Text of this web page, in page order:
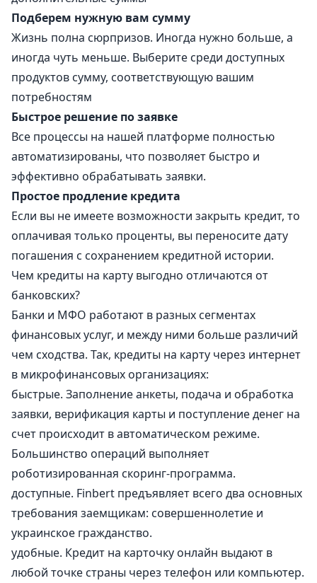
Подберем нужную вам сумму
Жизнь полна сюрпризов. Иногда нужно больше, а
иногда чуть меньше. Выберите среди доступных
продуктов сумму, соответствующую вашим
потребностям
Быстрое решение по заявке
Все процессы на нашей платформе полностью
автоматизированы, что позволяет быстро и
эффективно обрабатывать заявки.
Простое продление кредита
Если вы не имеете возможности закрыть кредит, то
оплачивая только проценты, вы переносите дату
погашения с сохранением кредитной истории.
Чем кредиты на карту выгодно отличаются от
банковских?
Банки и МФО работают в разных сегментах
финансовых услуг, и между ними больше различий
чем сходства. Так, кредиты на карту через интернет
в микрофинансовых организациях:
быстрые. Заполнение анкеты, подача и обработка
заявки, верификация карты и поступление денег на
счет происходит в автоматическом режиме.
Большинство операций выполняет
роботизированная скоринг-программа.
доступные. Finbert предъявляет всего два основных
требования заемщикам: совершеннолетие и
украинское гражданство.
удобные. Кредит на карточку онлайн выдают в
любой точке страны через телефон или компьютер.